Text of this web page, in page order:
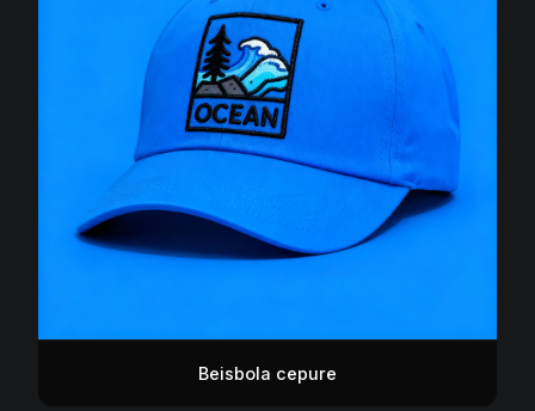
Beisbola cepure